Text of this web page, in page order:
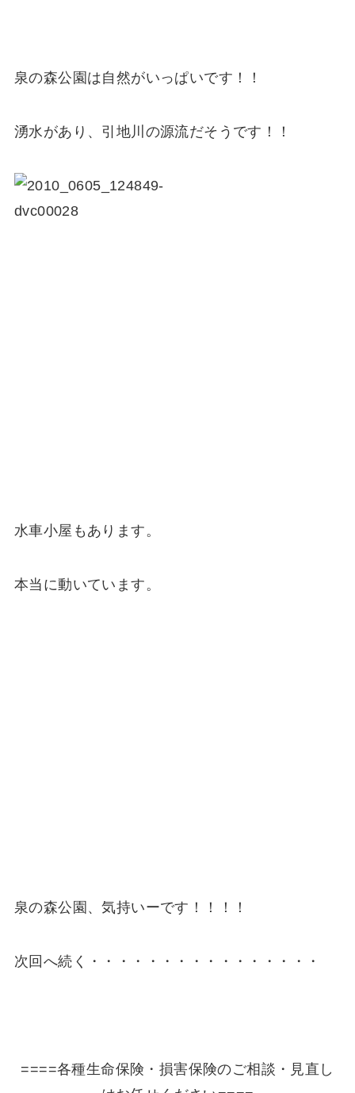
泉の森公園は自然がいっぱいです！！
湧水があり、引地川の源流だそうです！！
水車小屋もあります。
本当に動いています。
泉の森公園、気持いーです！！！！
次回へ続く・・・・・・・・・・・・・・・・
====各種生命保険・損害保険のご相談・見直し